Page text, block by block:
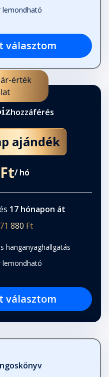
lemondható
választom
érték
hozzáférés
ajándék
/ hó
17 hónapon át
880 Ft
hanganyaghallgatás
lemondható
választom